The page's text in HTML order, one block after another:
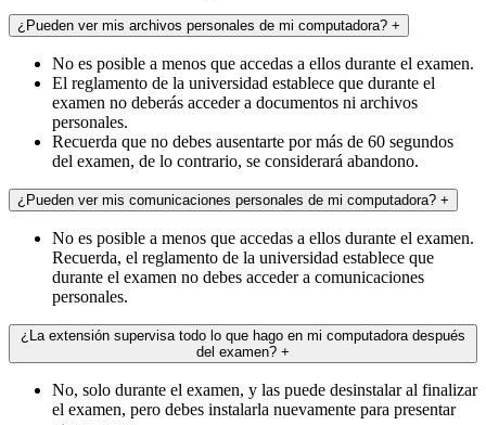
¿Pueden ver mis archivos personales de mi computadora? +
No es posible a menos que accedas a ellos durante el examen.
El reglamento de la universidad establece que durante el
examen no deberás acceder a documentos ni archivos
personales.
Recuerda que no debes ausentarte por más de 60 segundos
del examen, de lo contrario, se considerará abandono.
¿Pueden ver mis comunicaciones personales de mi computadora? +
No es posible a menos que accedas a ellos durante el examen.
Recuerda, el reglamento de la universidad establece que
durante el examen no debes acceder a comunicaciones
personales.
¿La extensión supervisa todo lo que hago en mi computadora después
del examen? +
No, solo durante el examen, y las puede desinstalar al finalizar
el examen, pero debes instalarla nuevamente para presentar